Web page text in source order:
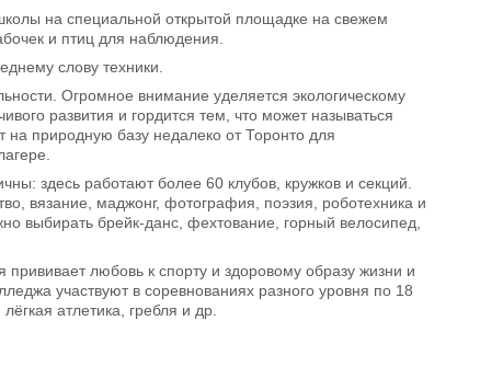
на специальной открытой площадке на свежем
и птиц для наблюдения.
слову техники.
Огромное внимание уделяется экологическому
развития и гордится тем, что может называться
на природную базу недалеко от Торонто для
здесь работают более 60 клубов, кружков и секций.
вязание, маджонг, фотография, поэзия, роботехника и
выбирать брейк-данс, фехтование, горный велосипед,
любовь к спорту и здоровому образу жизни и
участвуют в соревнованиях разного уровня по 18
лёгкая атлетика, гребля и др.